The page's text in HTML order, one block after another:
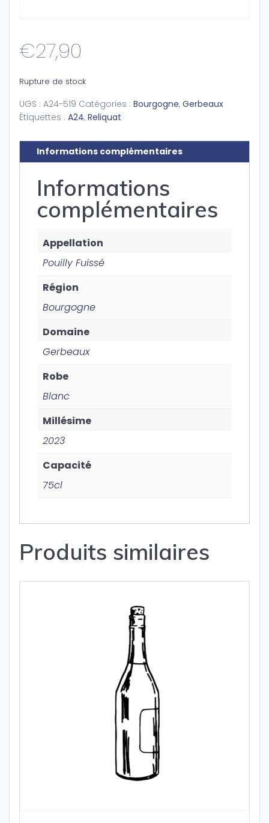
€27,90
Rupture de stock
UGS : A24-519 Catégories : Bourgogne, Gerbeaux
Étiquettes : A24, Reliquat
Informations complémentaires
Informations
complémentaires
Appellation
Pouilly Fuissé
Région
Bourgogne
Domaine
Gerbeaux
Robe
Blanc
Millésime
2023
Capacité
75cl
Produits similaires